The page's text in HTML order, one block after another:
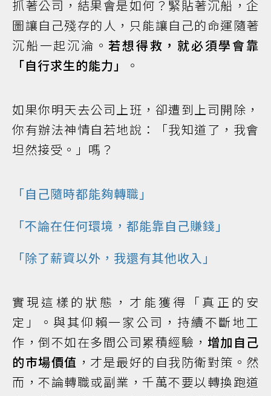
抓著公司，結果會是如何？緊貼著沉船，企
圖讓自己殘存的人，只能讓自己的命運隨著
沉船一起沉淪。若想得救，就必須學會靠
「自行求生的能力」
。
如果你明天去公司上班，卻遭到上司開除，
你有辦法神情自若地說：「我知道了，我會
坦然接受。」嗎？
「自己隨時都能夠轉職」
「不論在任何環境，都能靠自己賺錢」
「除了薪資以外，我還有其他收入」
實現這樣的狀態，才能獲得「真正的安
定」。與其仰賴一家公司，持續不斷地工
作，倒不如在多間公司累積經驗， 增加自己
的市場價值 ，才是最好的自我防衛對策。然
而，不論轉職或副業，千萬不要以轉換跑道